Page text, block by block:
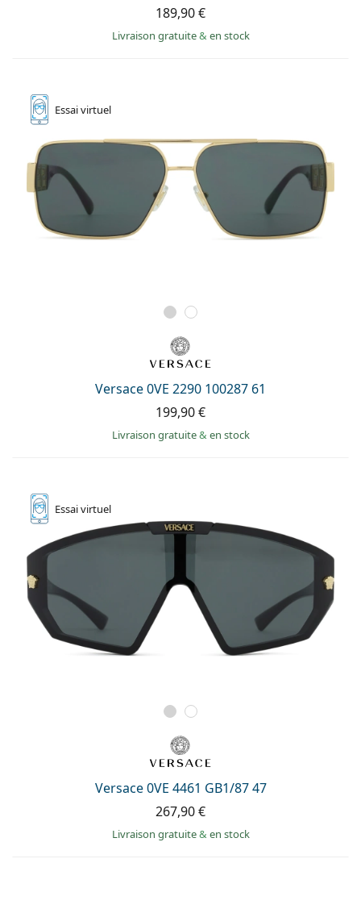
189,90 €
Livraison gratuite& en stock
Essaivirtuel
Versace 0VE 2290 100287 61
199,90 €
Livraison gratuite& en stock
Essaivirtuel
Versace 0VE 4461 GB1/87 47
267,90 €
Livraison gratuite& en stock